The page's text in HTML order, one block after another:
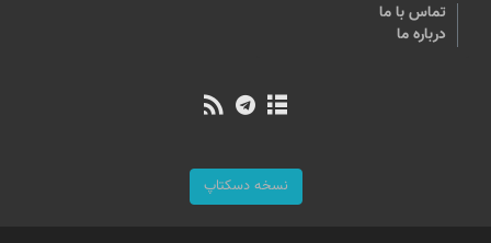
تماس با ما
درباره ما
نسخه دسکتاپ